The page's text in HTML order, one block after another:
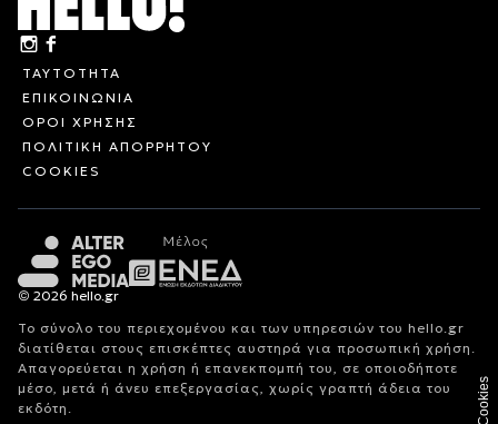
ΤΑΥΤΟΤΗΤΑ
ΕΠΙΚΟΙΝΩΝΙΑ
ΟΡΟΙ ΧΡΗΣΗΣ
ΠΟΛΙΤΙΚΗ ΑΠΟΡΡΗΤΟΥ
COOKIES
© 2026 hello.gr
Το σύνολο του περιεχομένου και των υπηρεσιών του hello.gr
διατίθεται στους επισκέπτες αυστηρά για προσωπική χρήση.
Απαγορεύεται η χρήση ή επανεκπομπή του, σε οποιοδήποτε
μέσο, μετά ή άνευ επεξεργασίας, χωρίς γραπτή άδεια του
εκδότη.
Cookies